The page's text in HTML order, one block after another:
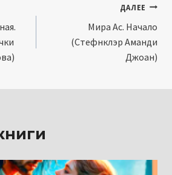
ДАЛЕЕ
Мира Ас. Начало
(Стефнклэр Аманди
Джоан)